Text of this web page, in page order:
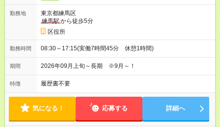
勤務地
東京都練馬区
練馬駅から徒歩5分
区役所
勤務時間 08:30～17:15(実働7時間45分 休憩1時間)
期間 2026年09月上旬～長期 ※9月～！
特徴 履歴書不要
気になる！ 応募する 詳細へ